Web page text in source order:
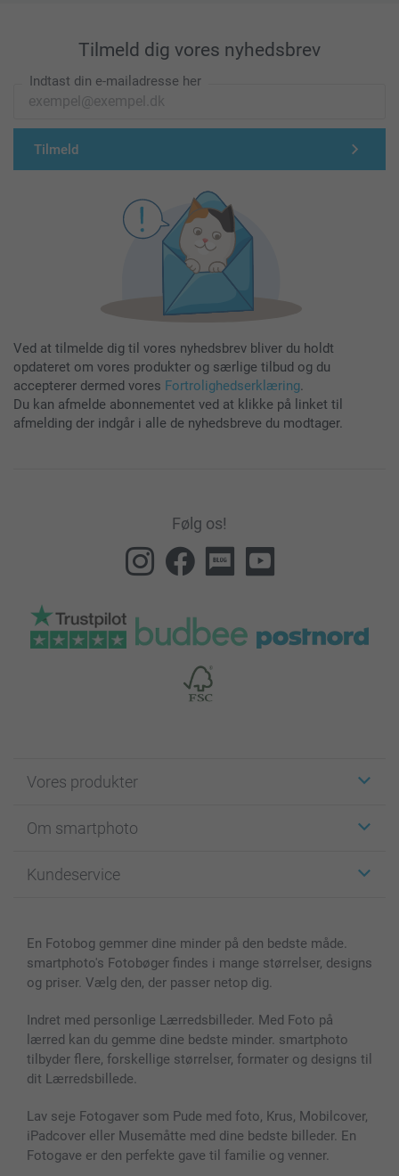
Tilmeld dig vores nyhedsbrev
Indtast din e-mailadresse her
Tilmeld
Ved at tilmelde dig til vores nyhedsbrev bliver du holdt
opdateret om vores produkter og særlige tilbud og du
accepterer dermed vores Fortrolighedserklæring.
Du kan afmelde abonnementet ved at klikke på linket til
afmelding der indgår i alle de nyhedsbreve du modtager.
Følg os!
Vores produkter
Fotokort
Fotobøger
Cover til mobil & tablet
MyNameBook
Fotorammer & Tilbehør
Alle fotoprodukter
Om smartphoto
For affiliate
Sitemap
Betingelser og garantier
Kundeservice
smartbonus
Priser & betaling
En Fotobog gemmer dine minder på den bedste måde.
smartphoto's Fotobøger findes i mange størrelser, designs
og priser. Vælg den, der passer netop dig.
Indret med personlige Lærredsbilleder. Med Foto på
lærred kan du gemme dine bedste minder. smartphoto
tilbyder flere, forskellige størrelser, formater og designs til
dit Lærredsbillede.
Lav seje Fotogaver som Pude med foto, Krus, Mobilcover,
iPadcover eller Musemåtte med dine bedste billeder. En
Fotogave er den perfekte gave til familie og venner.